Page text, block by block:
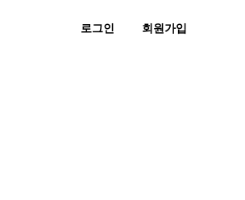
로그인 회원가입
지금 구매하기